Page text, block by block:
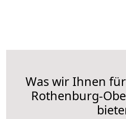
Was wir Ihnen
Rothenburg-